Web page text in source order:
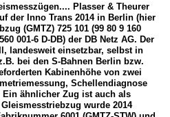
Plasser & Theurer
der Inno Trans 2014 in Berlin (hier
(GMTZ) 725 101 (99 80 9 160
001-6 D-DB) der DB Netz AG. Der
landesweit einsetzbar, selbst in
bei den S-Bahnen Berlin bzw.
Kabinenhöhe von zwei
Schellendiagnose
ähnlicher Zug ist auch als
wurde 2014